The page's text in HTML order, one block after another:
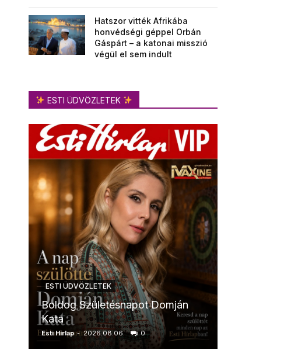
Hatszor vitték Afrikába
honvédségi géppel Orbán
Gáspárt – a katonai misszió
végül el sem indult
ESTI ÜDVÖZLETEK
ESTI ÜDVÖZLETEK
Boldog Születésnapot Domján
Kata
Esti Hírlap - 2026.08.06. 0